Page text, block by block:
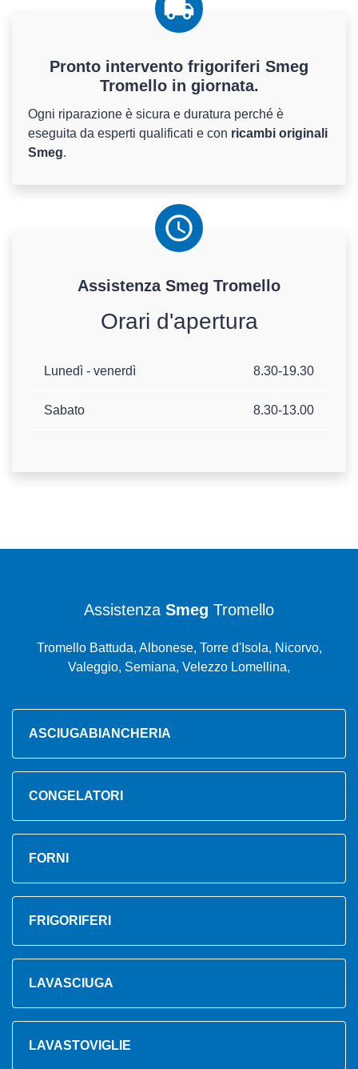
Pronto intervento frigoriferi Smeg
Tromello in giornata.
Ogni riparazione è sicura e duratura perché è
eseguita da esperti qualificati e con ricambi originali
Smeg.
Assistenza Smeg Tromello
Orari d'apertura
Lunedì - venerdì 8.30-19.30
Sabato 8.30-13.00
Assistenza Smeg Tromello
Tromello Battuda, Albonese, Torre d'Isola, Nicorvo,
Valeggio, Semiana, Velezzo Lomellina,
ASCIUGABIANCHERIA
CONGELATORI
FORNI
FRIGORIFERI
LAVASCIUGA
LAVASTOVIGLIE